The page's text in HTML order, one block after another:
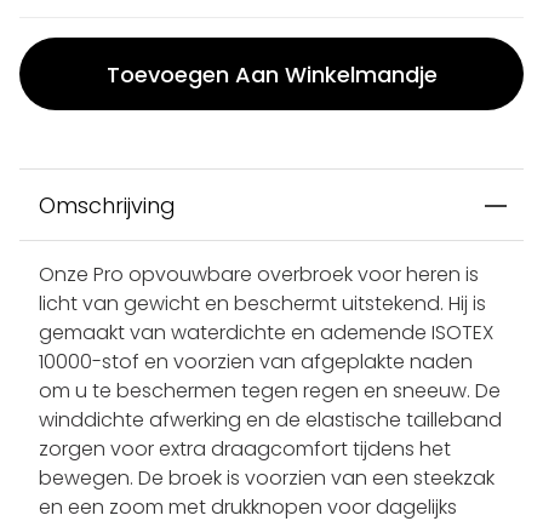
Toevoegen Aan Winkelmandje
Omschrijving
Onze Pro opvouwbare overbroek voor heren is
licht van gewicht en beschermt uitstekend. Hij is
gemaakt van waterdichte en ademende ISOTEX
10000-stof en voorzien van afgeplakte naden
om u te beschermen tegen regen en sneeuw. De
winddichte afwerking en de elastische tailleband
zorgen voor extra draagcomfort tijdens het
bewegen. De broek is voorzien van een steekzak
en een zoom met drukknopen voor dagelijks